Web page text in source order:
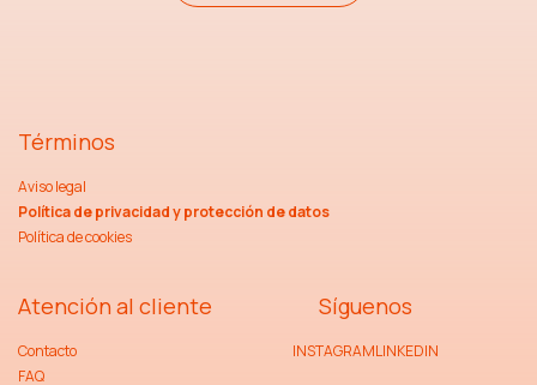
Términos
Aviso legal
Política de privacidad y protección de datos
Política de cookies
Atención al cliente
Contacto
FAQ
Síguenos
INSTAGRAMLINKEDIN